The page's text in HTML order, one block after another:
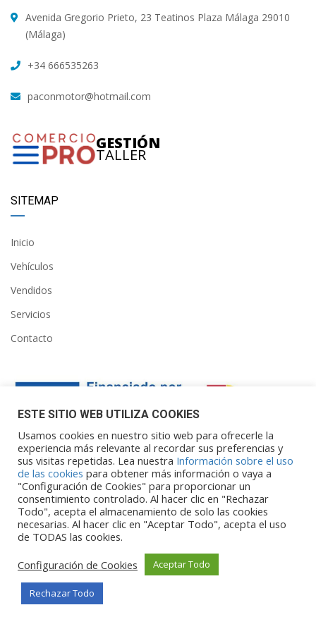
Avenida Gregorio Prieto, 23 Teatinos Plaza Málaga 29010
(Málaga)
+34 666535263
paconmotor@hotmail.com
GESTIÓN
TALLER
SITEMAP
Inicio
Vehículos
Vendidos
Servicios
Contacto
Financiado por la Unión Europea – NextGenerationEU. Sin
embargo, los puntos de vista y las
opiniones expresadas son únicamente los del autor o autores y
no reflejan necesariamente los de
la Unión Europea o la Comisión Europea. Ni la Unión Europea ni
la Comisión Europea pueden ser
consideradas responsables de las mismas.
ESTE SITIO WEB UTILIZA COOKIES
Usamos cookies en nuestro sitio web para ofrecerle la
experiencia más relevante al recordar sus preferencias y
sus visitas repetidas. Lea nuestra Información sobre el uso
de las cookies para obtener más información o vaya a
"Configuración de Cookies" para proporcionar un
consentimiento controlado. Al hacer clic en "Rechazar
Todo", acepta el almacenamiento de solo las cookies
necesarias. Al hacer clic en "Aceptar Todo", acepta el uso
de TODAS las cookies.
Configuración de Cookies
Aceptar Todo
Rechazar Todo